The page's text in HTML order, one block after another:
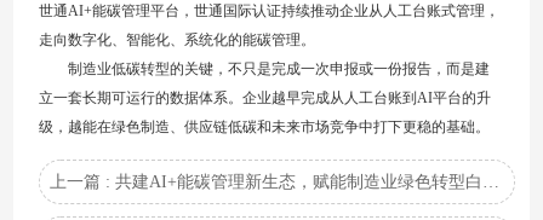
世通AI+能碳管理平台，世通国际认证持续推动企业从人工台账式管理，
走向数字化、智能化、系统化的能碳管理。
制造业低碳转型的关键，不只是完成一次申报或一份报告，而是建
立一套长期可运行的数据体系。企业越早完成从人工台账到AI平台的升
级，越能在绿色制造、供应链低碳和未来市场竞争中打下更稳的基础。